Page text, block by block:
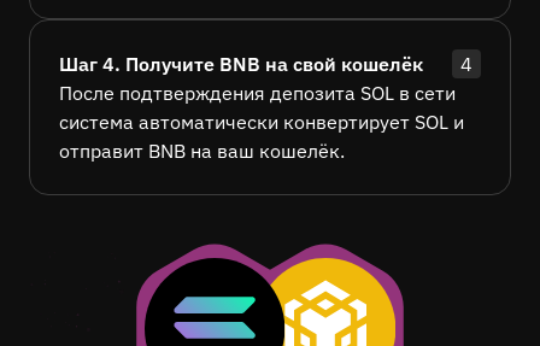
Шаг 4. Получите BNB на свой кошелёк
4
После подтверждения депозита SOL в сети
система автоматически конвертирует SOL и
отправит BNB на ваш кошелёк.